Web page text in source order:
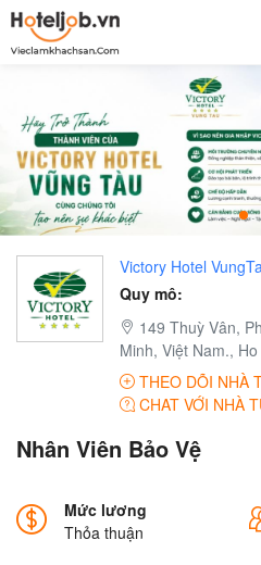
Victory Hotel
Quy mô:
149 Thuỳ Vân,
Minh, Việt Nam.,
THEO DÕI NHÀ
CHAT VỚI NHÀ
Nhân Viên Bảo Vệ
Mức lương
Thỏa thuận